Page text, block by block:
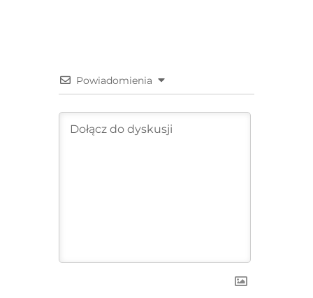
Powiadomienia